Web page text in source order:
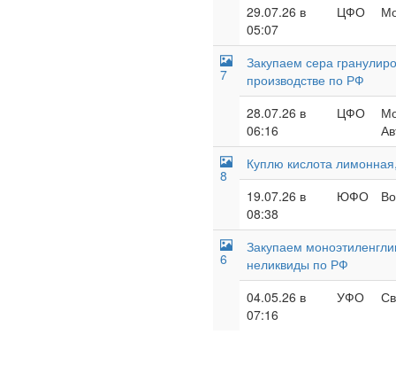
29.07.26 в
05:07
ЦФО
7
Закупаем сера
производстве по РФ
28.07.26 в
06:16
ЦФО
8
Куплю кислота
19.07.26 в
08:38
ЮФО
6
Закупаем
неликвиды по РФ
04.05.26 в
07:16
УФО